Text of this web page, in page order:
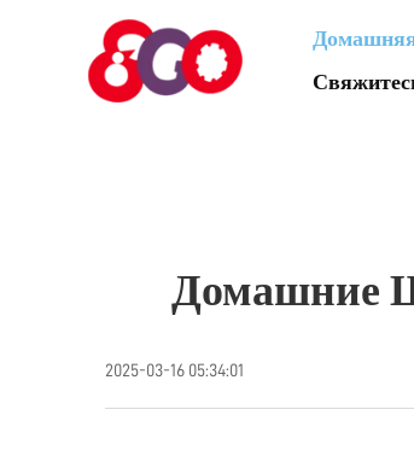
Домашние
2025-03-16 05:34:01